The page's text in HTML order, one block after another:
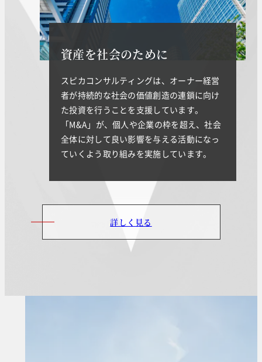
資産を社会のために
スピカコンサルティングは、オーナー経営
者が持続的な社会の価値創造の連鎖に向け
た投資を行うことを支援しています。
「M&A」が、個人や企業の枠を超え、社会
全体に対して良い影響を与える活動になっ
ていくよう取り組みを実施しています。
詳しく見る